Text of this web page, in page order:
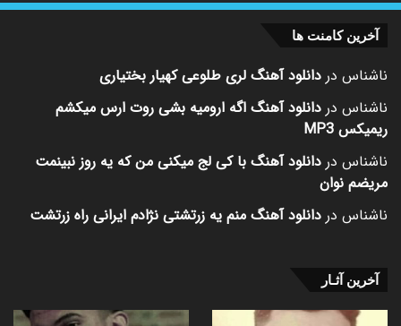
آخرین کامنت ها
ناشناس در دانلود آهنگ لری طلوعی کهیار بختیاری
ناشناس در دانلود آهنگ اگه ارومیه بشی روت ارس میکشم
ریمیکس MP3
ناشناس در دانلود آهنگ با کی لج میکنی من که یه روز نبینمت
مریضم نوان
ناشناس در دانلود آهنگ منم یه زرتشتی نژادم ایرانی راه زرتشت
آخرین آثـار